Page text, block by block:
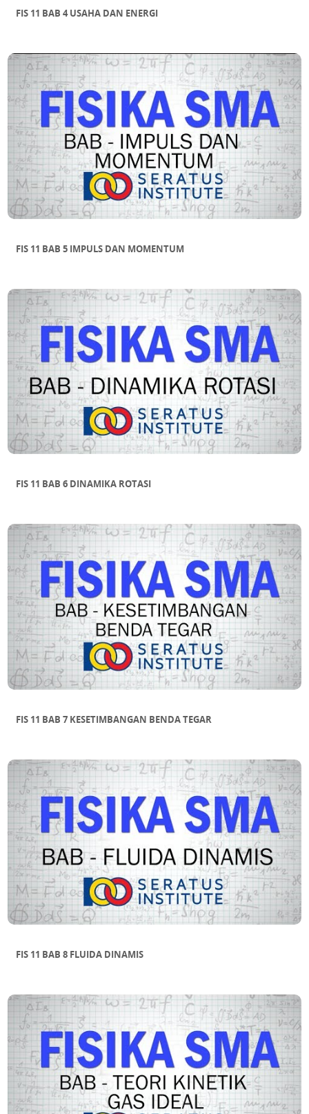
FIS 11 BAB 4 USAHA DAN ENERGI
FIS 11 BAB 5 IMPULS DAN MOMENTUM
FIS 11 BAB 6 DINAMIKA ROTASI
FIS 11 BAB 7 KESETIMBANGAN BENDA TEGAR
FIS 11 BAB 8 FLUIDA DINAMIS